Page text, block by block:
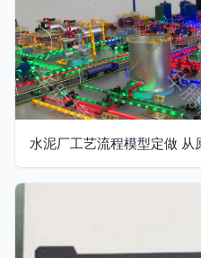
水泥厂工艺流程模型定做